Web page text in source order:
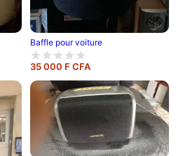
Baffle pour voiture
35 000 F CFA